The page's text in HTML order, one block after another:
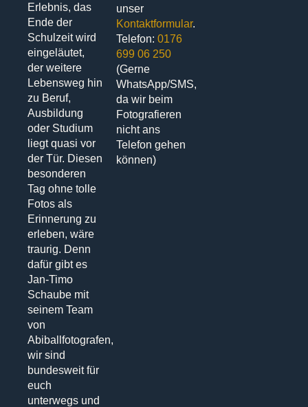
Erlebnis, das
Ende der
Schulzeit wird
eingeläutet,
der weitere
Lebensweg hin
zu Beruf,
Ausbildung
oder Studium
liegt quasi vor
der Tür. Diesen
besonderen
Tag ohne tolle
Fotos als
Erinnerung zu
erleben, wäre
traurig. Denn
dafür gibt es
Jan-Timo
Schaube mit
seinem Team
von
Abiballfotografen,
wir sind
bundesweit für
euch
unterwegs und
unser
Kontaktformular.
Telefon:0176
699 06 250
(Gerne
WhatsApp/SMS,
da wir beim
Fotografieren
nicht ans
Telefon gehen
können)